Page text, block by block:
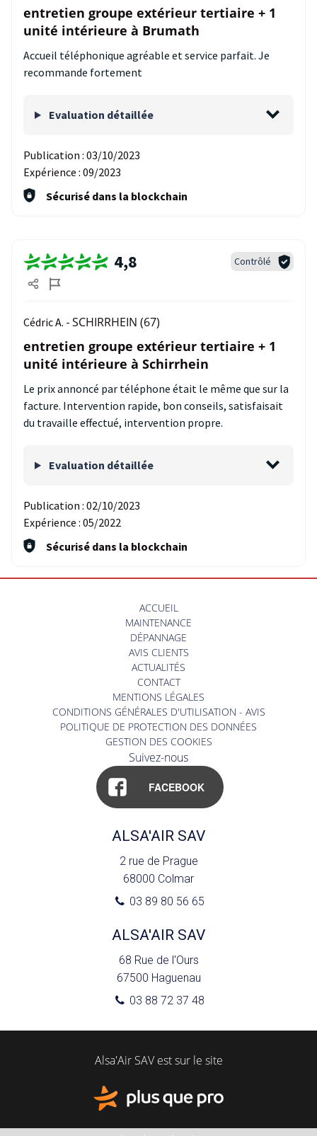
entretien groupe extérieur tertiaire + 1
unité intérieure à Brumath
Accueil téléphonique agréable et service parfait. Je
recommande fortement
Evaluation détaillée
Publication : 03/10/2023
Expérience : 09/2023
Sécurisé dans la blockchain
4,8 Contrôlé
Cédric A. - SCHIRRHEIN (67)
entretien groupe extérieur tertiaire + 1
unité intérieure à Schirrhein
Le prix annoncé par téléphone était le même que sur la
facture. Intervention rapide, bon conseils, satisfaisait
du travaille effectué, intervention propre.
Evaluation détaillée
Publication : 02/10/2023
Expérience : 05/2022
Sécurisé dans la blockchain
ACCUEIL
MAINTENANCE
DÉPANNAGE
AVIS CLIENTS
ACTUALITÉS
CONTACT
MENTIONS LÉGALES
CONDITIONS GÉNÉRALES D'UTILISATION - AVIS
POLITIQUE DE PROTECTION DES DONNÉES
GESTION DES COOKIES
Suivez-nous
FACEBOOK
ALSA'AIR SAV
2 rue de Prague
68000 Colmar
03 89 80 56 65
ALSA'AIR SAV
68 Rue de l'Ours
67500 Haguenau
03 88 72 37 48
Alsa'Air SAV est sur le site